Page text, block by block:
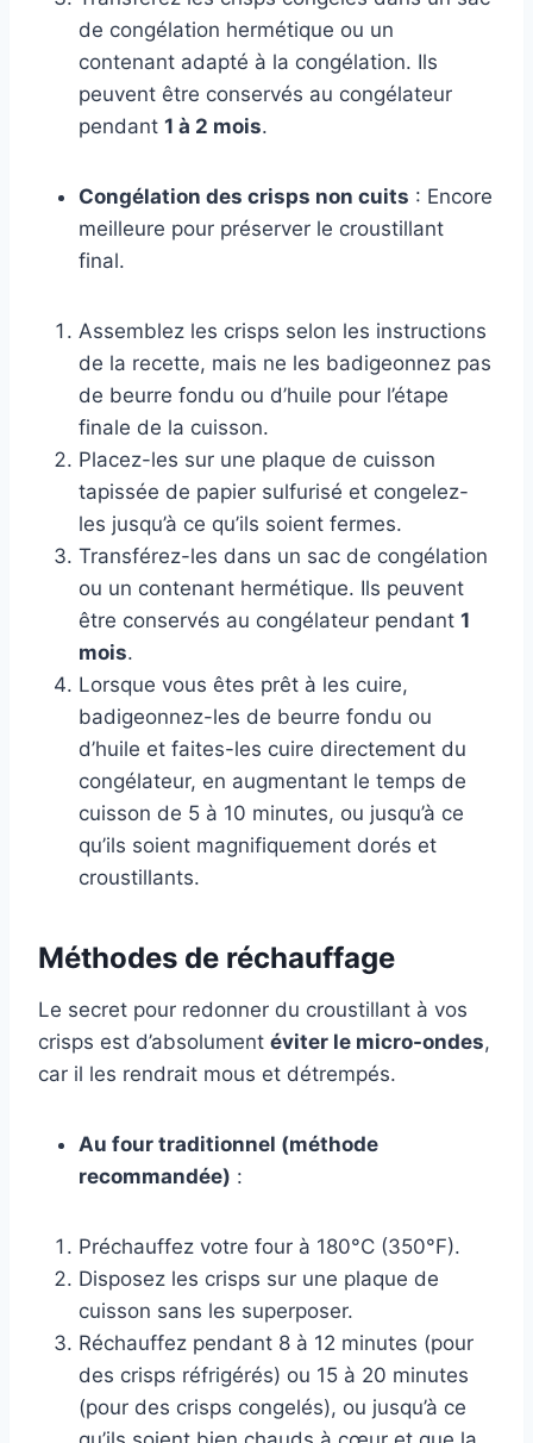
de congélation hermétique ou un
contenant adapté à la congélation. Ils
peuvent être conservés au congélateur
pendant 1 à 2 mois.
Congélation des crisps non cuits : Encore
meilleure pour préserver le croustillant
final.
Assemblez les crisps selon les instructions
de la recette, mais ne les badigeonnez pas
de beurre fondu ou d’huile pour l’étape
finale de la cuisson.
Placez-les sur une plaque de cuisson
tapissée de papier sulfurisé et congelez-
les jusqu’à ce qu’ils soient fermes.
Transférez-les dans un sac de congélation
ou un contenant hermétique. Ils peuvent
être conservés au congélateur pendant 1
mois.
Lorsque vous êtes prêt à les cuire,
badigeonnez-les de beurre fondu ou
d’huile et faites-les cuire directement du
congélateur, en augmentant le temps de
cuisson de 5 à 10 minutes, ou jusqu’à ce
qu’ils soient magnifiquement dorés et
croustillants.
Méthodes de réchauffage
Le secret pour redonner du croustillant à vos
crisps est d’absolument éviter le micro-ondes,
car il les rendrait mous et détrempés.
Au four traditionnel (méthode
recommandée) :
Préchauffez votre four à 180°C (350°F).
Disposez les crisps sur une plaque de
cuisson sans les superposer.
Réchauffez pendant 8 à 12 minutes (pour
des crisps réfrigérés) ou 15 à 20 minutes
(pour des crisps congelés), ou jusqu’à ce